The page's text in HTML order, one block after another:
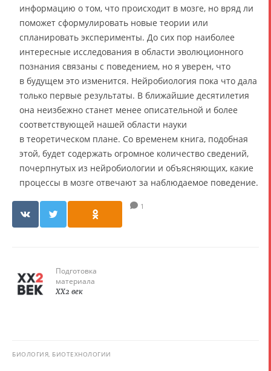
информацию о том, что происходит в мозге, но вряд ли
поможет сформулировать новые теории или
спланировать эксперименты. До сих пор наиболее
интересные исследования в области эволюционного
познания связаны с поведением, но я уверен, что
в будущем это изменится. Нейробиология пока что дала
только первые результаты. В ближайшие десятилетия
она неизбежно станет менее описательной и более
соответствующей нашей области науки
в теоретическом плане. Со временем книга, подобная
этой, будет содержать огромное количество сведений,
почерпнутых из нейробиологии и объясняющих, какие
процессы в мозге отвечают за наблюдаемое поведение.
1
Подготовка
материала
XX2 век
БИОЛОГИЯ, БИОТЕХНОЛОГИИ